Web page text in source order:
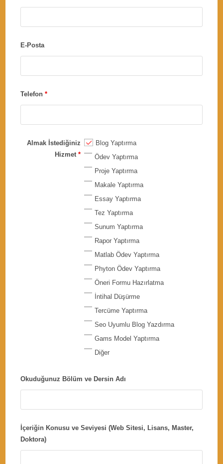
E-Posta
Telefon*
Almak İstediğiniz
Hizmet *
Blog Yaptırma
Ödev Yaptırma
Proje Yaptırma
Makale Yaptırma
Essay Yaptırma
Tez Yaptırma
Sunum Yaptırma
Rapor Yaptırma
Matlab Ödev Yaptırma
Phyton Ödev Yaptırma
Öneri Formu Hazırlatma
İntihal Düşürme
Tercüme Yaptırma
Seo Uyumlu Blog Yazdırma
Gams Model Yaptırma
Diğer
Okuduğunuz Bölüm ve Dersin Adı
İçeriğin Konusu ve Seviyesi (Web Sitesi, Lisans, Master,
Doktora)